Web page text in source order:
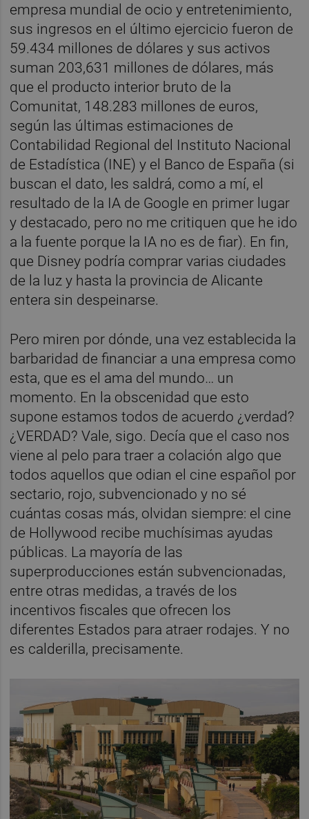
empresa mundial de ocio y entretenimiento,
sus ingresos en el último ejercicio fueron de
59.434 millones de dólares y sus activos
suman 203,631 millones de dólares, más
que el producto interior bruto de la
Comunitat, 148.283 millones de euros,
según las últimas estimaciones de
Contabilidad Regional del Instituto Nacional
de Estadística (INE) y el Banco de España (si
buscan el dato, les saldrá, como a mí, el
resultado de la IA de Google en primer lugar
y destacado, pero no me critiquen que he ido
a la fuente porque la IA no es de fiar). En fin,
que Disney podría comprar varias ciudades
de la luz y hasta la provincia de Alicante
entera sin despeinarse.
Pero miren por dónde, una vez establecida la
barbaridad de financiar a una empresa como
esta, que es el ama del mundo… un
momento. En la obscenidad que esto
supone estamos todos de acuerdo ¿verdad?
¿VERDAD? Vale, sigo. Decía que el caso nos
viene al pelo para traer a colación algo que
todos aquellos que odian el cine español por
sectario, rojo, subvencionado y no sé
cuántas cosas más, olvidan siempre: el cine
de Hollywood recibe muchísimas ayudas
públicas. La mayoría de las
superproducciones están subvencionadas,
entre otras medidas, a través de los
incentivos fiscales que ofrecen los
diferentes Estados para atraer rodajes. Y no
es calderilla, precisamente.